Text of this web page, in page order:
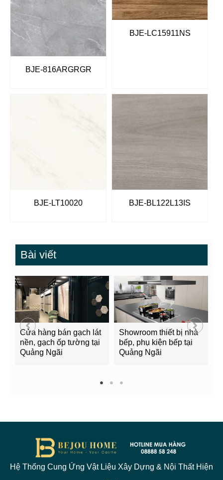
BJE-816ARGRGR
BJE-LC15911NS
BJE-LT10020 BJE-BL122L13IS
Bài viết
Cửa hàng bán gạch lát
nền, gạch ốp tường tại
Quảng Ngãi
Showroom thiết bị nhà
bếp, phụ kiện bếp tại
Quảng Ngãi
1 2 3
Hệ Thống Cung Ứng Vật Liệu Xây Dựng & Nội Thất Hiện